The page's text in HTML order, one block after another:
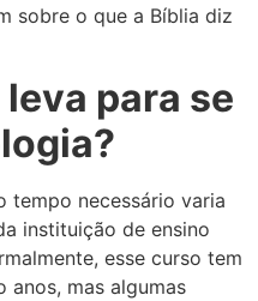
sobre o que a Bíblia diz
para se
tempo necessário varia
instituição de ensino
esse curso tem
anos, mas algumas